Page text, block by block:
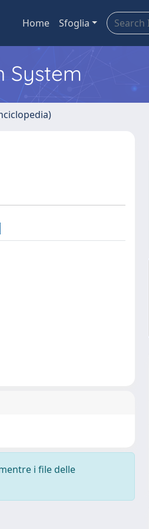
Home Sfoglia
System
i file delle